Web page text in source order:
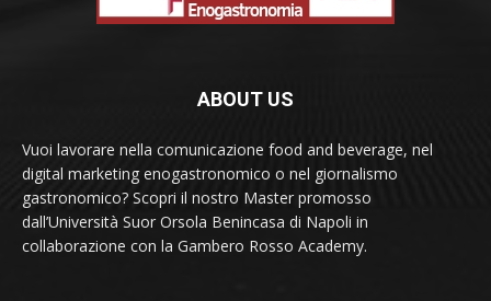
ABOUT US
Vuoi lavorare nella comunicazione food and beverage, nel
digital marketing enogastronomico o nel giornalismo
gastronomico? Scopri il nostro Master promosso
dall’Università Suor Orsola Benincasa di Napoli in
collaborazione con la Gambero Rosso Academy.